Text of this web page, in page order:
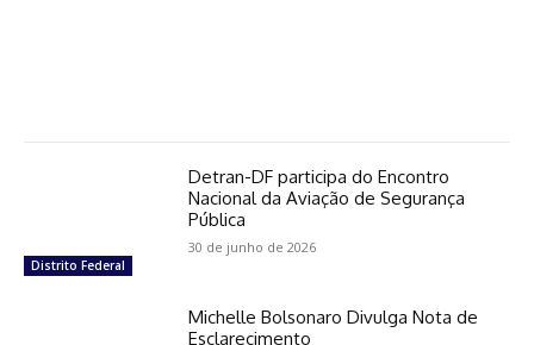
Distrito Federal
Detran-DF participa do Encontro
Nacional da Aviação de Segurança
Pública
30 de junho de 2026
Michelle Bolsonaro Divulga Nota de
Esclarecimento